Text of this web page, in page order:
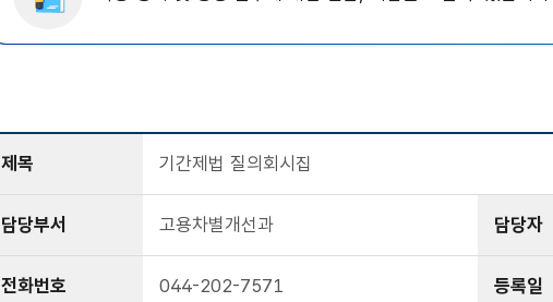
제목 기간제법 질의회시집
담당부서 고용차별개선과 담당자
전화번호 044-202-7571 등록일